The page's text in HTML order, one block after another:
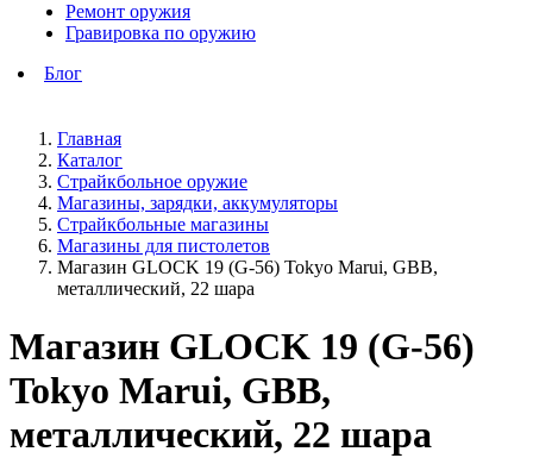
Ремонт оружия
Гравировка по оружию
Блог
Главная
Каталог
Страйкбольное оружие
Магазины, зарядки, аккумуляторы
Страйкбольные магазины
Магазины для пистолетов
Магазин GLOCK 19 (G-56) Tokyo Marui, GBB,
металлический, 22 шара
Магазин GLOCK 19 (G-56)
Tokyo Marui, GBB,
металлический, 22 шара